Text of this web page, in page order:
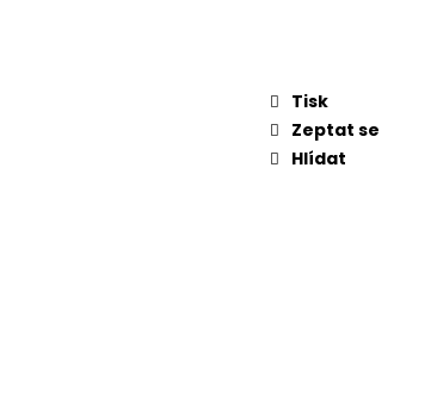
Tisk
Zeptat se
Hlídat